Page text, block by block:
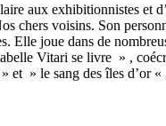
aux exhibitionnistes et
chers voisins. Son
Elle joue dans de
Vitari se livre » ,
» le sang des îles d’or